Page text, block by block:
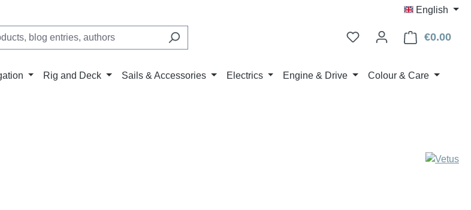
English
€0.00
Rig and Deck Sails & Accessories Electrics Engine & Drive Colour & Care